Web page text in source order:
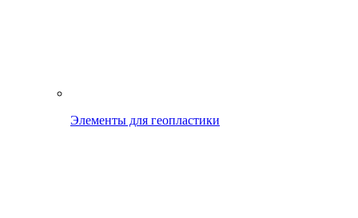
Элементы для геопластики